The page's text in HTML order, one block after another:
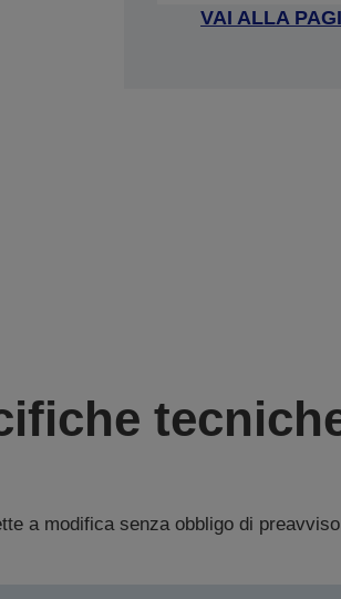
VAI ALLA
a modifica senza obbligo di preavviso